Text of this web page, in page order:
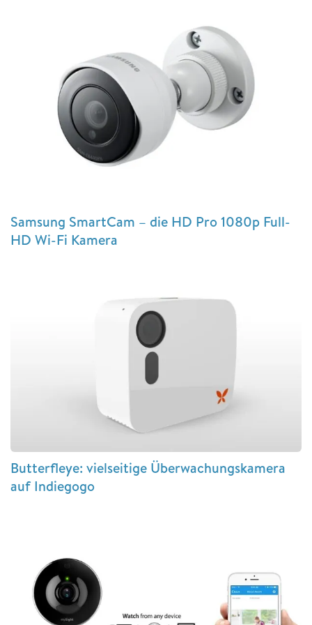
Samsung SmartCam – die HD Pro 1080p Full-
HD Wi-Fi Kamera
Butterfleye: vielseitige Überwachungskamera
auf Indiegogo